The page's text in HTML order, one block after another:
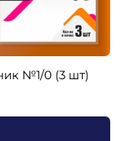
№1/0 (3 шт)